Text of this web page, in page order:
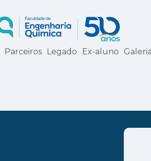
Parceiros Legado Ex-aluno Galeria